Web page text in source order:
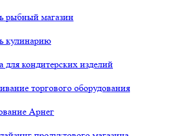
рыбный магазин
кулинарию
для кондитерских изделий
торгового оборудования
Арнег